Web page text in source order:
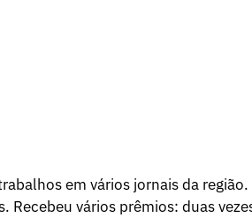
em vários jornais da
Recebeu vários prêmios: duas